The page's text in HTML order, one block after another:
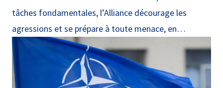
tâches fondamentales, l’Alliance décourage les
agressions et se prépare à toute menace, en
application de l’article 5 de son traité fondateur.